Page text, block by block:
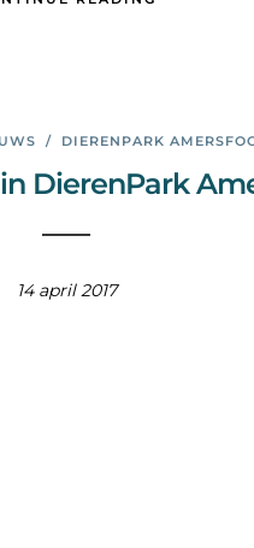
/ DIERENPARK
DierenPark
14 april 2017